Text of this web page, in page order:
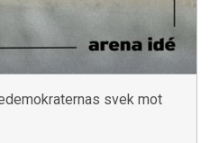
svek mot